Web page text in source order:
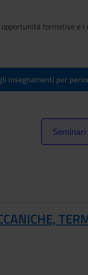
opportunità formative e
insegnamenti per
Seminari